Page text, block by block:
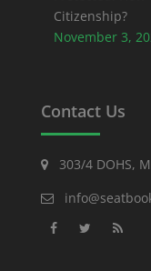
Citizenship?
November 3,
Contact Us
303/4 DOHS,